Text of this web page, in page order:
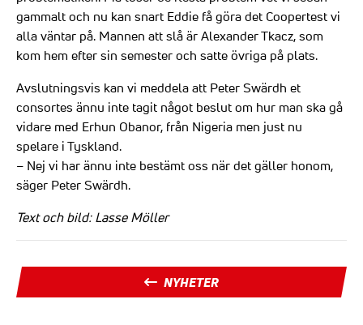
gammalt och nu kan snart Eddie få göra det Coopertest vi
alla väntar på. Mannen att slå är Alexander Tkacz, som
kom hem efter sin semester och satte övriga på plats.
Avslutningsvis kan vi meddela att Peter Swärdh et
consortes ännu inte tagit något beslut om hur man ska gå
vidare med Erhun Obanor, från Nigeria men just nu
spelare i Tyskland.
– Nej vi har ännu inte bestämt oss när det gäller honom,
säger Peter Swärdh.
Text och bild: Lasse Möller
NYHETER